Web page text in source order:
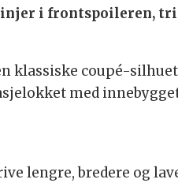
i frontspoileren,
klassiske coupé-
med
lengre, bredere og